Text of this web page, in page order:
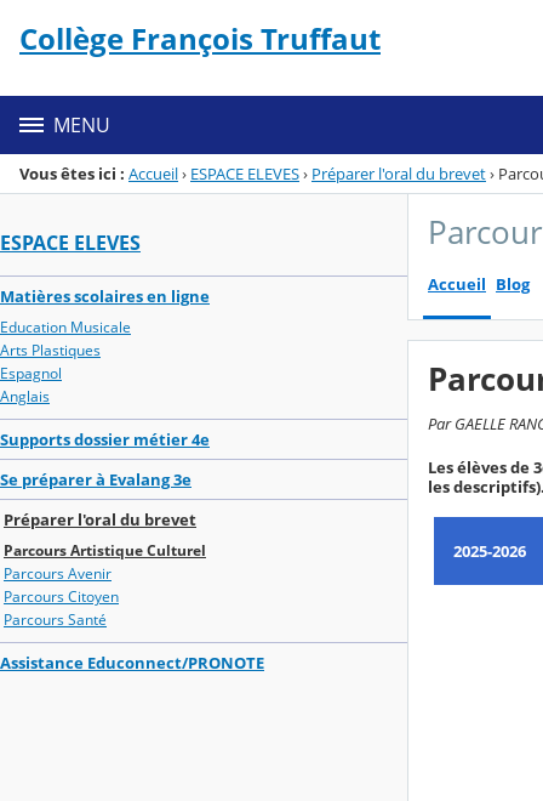
Menu de la rubrique
Contenu
Collège François Truffaut
MENU
Vous êtes ici : Accueil› ESPACE ELEVES› Préparer l'oral du brevet›
ESPACE ELEVES
Matières scolaires en ligne
Education Musicale
Arts Plastiques
Espagnol
Anglais
Supports dossier métier 4e
Se préparer à Evalang 3e
Préparer l'oral du brevet
Parcours Artistique Culturel
Parcours Avenir
Parcours Citoyen
Parcours Santé
Assistance Educonnect/PRONOTE
Accueil Blog
Par GAELLE
Les élèves
les descriptifs).
2025-2026